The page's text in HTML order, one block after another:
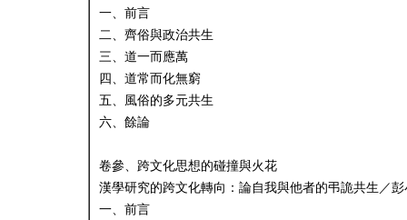
一、前言
二、齊俗與政治共生
三、道一而應萬
四、道常而化無窮
五、風俗的多元共生
六、餘論
卷參、跨文化思想的碰撞與火花
漢學研究的跨文化轉向：論自我與他者的弔詭共生／彭
一、前言